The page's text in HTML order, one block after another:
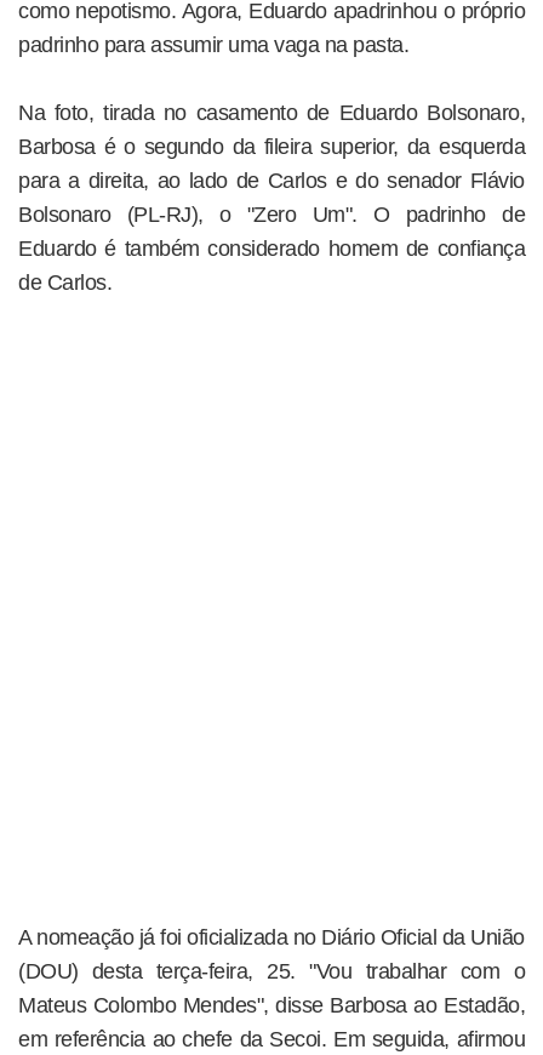
como nepotismo. Agora, Eduardo apadrinhou o próprio
padrinho para assumir uma vaga na pasta.
Na foto, tirada no casamento de Eduardo Bolsonaro,
Barbosa é o segundo da fileira superior, da esquerda
para a direita, ao lado de Carlos e do senador Flávio
Bolsonaro (PL-RJ), o "Zero Um". O padrinho de
Eduardo é também considerado homem de confiança
de Carlos.
A nomeação já foi oficializada no Diário Oficial da União
(DOU) desta terça-feira, 25. "Vou trabalhar com o
Mateus Colombo Mendes", disse Barbosa ao Estadão,
em referência ao chefe da Secoi. Em seguida, afirmou